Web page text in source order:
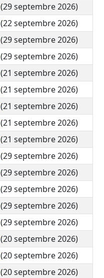
(29 septembre 2026)
(22 septembre 2026)
(29 septembre 2026)
(29 septembre 2026)
(21 septembre 2026)
(21 septembre 2026)
(21 septembre 2026)
(21 septembre 2026)
(21 septembre 2026)
(29 septembre 2026)
(29 septembre 2026)
(29 septembre 2026)
(29 septembre 2026)
(29 septembre 2026)
(20 septembre 2026)
(20 septembre 2026)
(20 septembre 2026)